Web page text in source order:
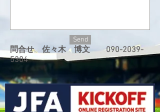
Send
問合せ 佐々木 博文
090-2039-
5304